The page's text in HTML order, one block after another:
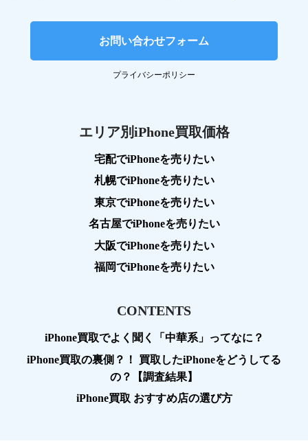
お問い合わせフォーム
プライバシーポリシー
エリア別iPhone買取価格
宅配でiPhoneを売りたい
札幌でiPhoneを売りたい
東京でiPhoneを売りたい
名古屋でiPhoneを売りたい
大阪でiPhoneを売りたい
福岡でiPhoneを売りたい
CONTENTS
iPhone買取でよく聞く「中華系」ってなに？
iPhone買取の裏側？！ 買取したiPhoneをどうしてる
の？【調査結果】
iPhone買取 おすすめ店の選び方